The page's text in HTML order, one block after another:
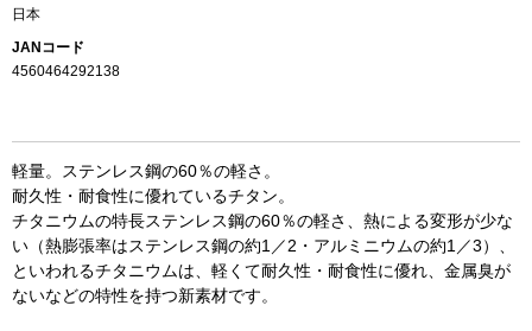
日本
JANコード
4560464292138
軽量。ステンレス鋼の60％の軽さ。
耐久性・耐食性に優れているチタン。
チタニウムの特長ステンレス鋼の60％の軽さ、熱による変形が少な
い（熱膨張率はステンレス鋼の約1／2・アルミニウムの約1／3）、
といわれるチタニウムは、軽くて耐久性・耐食性に優れ、金属臭が
ないなどの特性を持つ新素材です。